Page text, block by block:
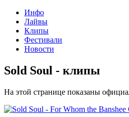
Инфо
Лайвы
Клипы
Фестивали
Новости
Sold Soul - клипы
На этой странице показаны